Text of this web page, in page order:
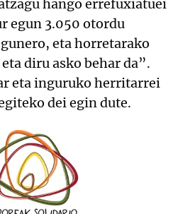
hango errefuxiatuei
egun 3.050 otordu
eta horretarako
diru asko behar da”.
eta inguruko herritarrei
dei egin dute.